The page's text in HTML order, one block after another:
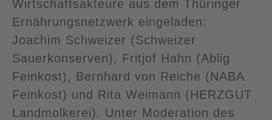
Wirtschaftsakteure aus dem Thüringer
Ernährungsnetzwerk eingeladen:
Joachim Schweizer (Schweizer
Sauerkonserven), Fritjof Hahn (Ablig
Feinkost), Bernhard von Reiche (NABA
Feinkost) und Rita Weimann (HERZGUT
Landmolkerei). Unter Moderation des